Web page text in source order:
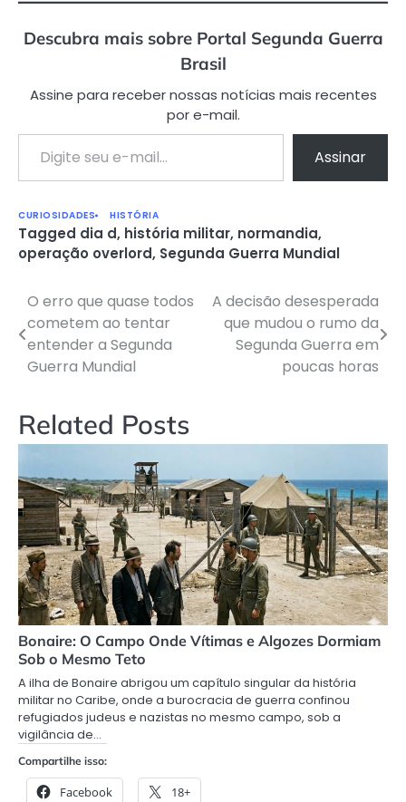
Descubra mais sobre Portal Segunda Guerra
Brasil
Assine para receber nossas notícias mais recentes
por e-mail.
Digite seu e-mail…
Assinar
CURIOSIDADES HISTÓRIA
Tagged dia d, história militar, normandia,
operação overlord, Segunda Guerra Mundial
Navegação
de
Post
O erro que quase todos
cometem ao tentar
entender a Segunda
Guerra Mundial
A decisão desesperada
que mudou o rumo da
Segunda Guerra em
poucas horas
Related Posts
Bonaire: O Campo Onde Vítimas e Algozes Dormiam
Sob o Mesmo Teto
A ilha de Bonaire abrigou um capítulo singular da história
militar no Caribe, onde a burocracia de guerra confinou
refugiados judeus e nazistas no mesmo campo, sob a
vigilância de…
Compartilhe isso:
Facebook 18+